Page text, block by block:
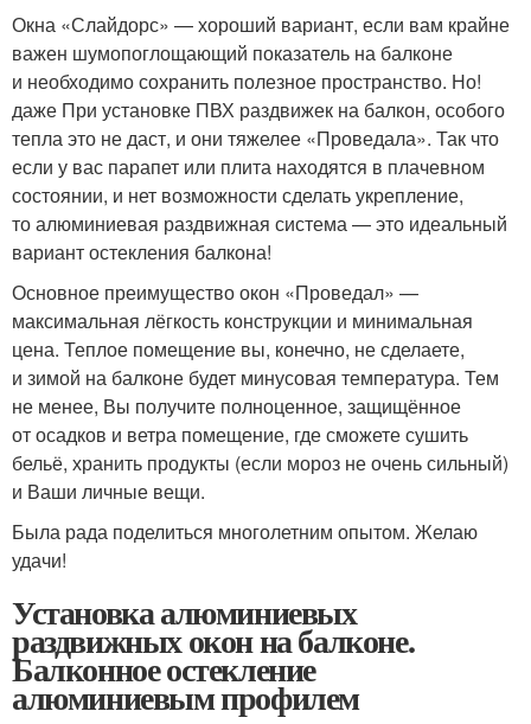
Окна «Слайдорс» — хороший вариант, если вам крайне
важен шумопоглощающий показатель на балконе
и необходимо сохранить полезное пространство. Но!
даже При установке ПВХ раздвижек на балкон, особого
тепла это не даст, и они тяжелее «Проведала». Так что
если у вас парапет или плита находятся в плачевном
состоянии, и нет возможности сделать укрепление,
то алюминиевая раздвижная система — это идеальный
вариант остекления балкона!
Основное преимущество окон «Проведал» —
максимальная лёгкость конструкции и минимальная
цена. Теплое помещение вы, конечно, не сделаете,
и зимой на балконе будет минусовая температура. Тем
не менее, Вы получите полноценное, защищённое
от осадков и ветра помещение, где сможете сушить
бельё, хранить продукты (если мороз не очень сильный)
и Ваши личные вещи.
Была рада поделиться многолетним опытом. Желаю
удачи!
Установка алюминиевых
раздвижных окон на балконе.
Балконное остекление
алюминиевым профилем